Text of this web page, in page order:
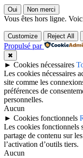
Oui Non merci
Vous êtes hors ligne.
Customize Reject All
Propulsé par
✖
► Cookies nécessaires
Les cookies nécessaires
site comme les
préférences de
personnelles.
Aucun
► Cookies fonctionnels
Les cookies fonctionnels
partage de contenu sur
l’activation d’outils tiers.
Aucun